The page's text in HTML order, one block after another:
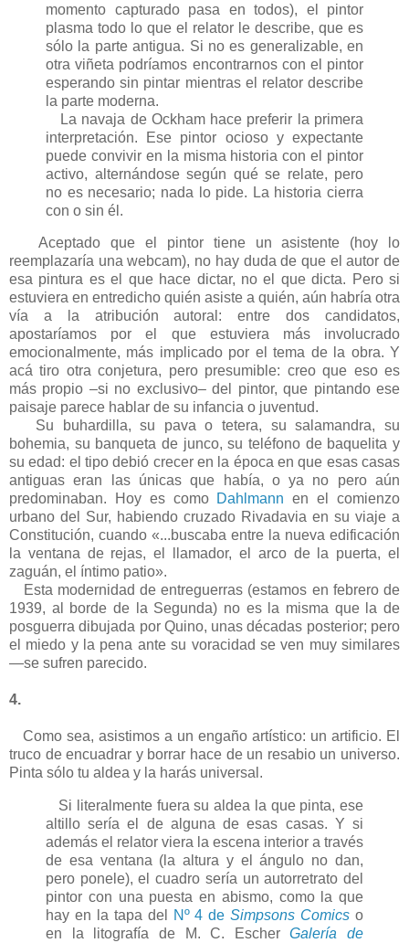
momento capturado pasa en todos), el pintor
plasma todo lo que el relator le describe, que es
sólo la parte antigua. Si no es generalizable, en
otra viñeta podríamos encontrarnos con el pintor
esperando sin pintar mientras el relator describe
la parte moderna.
La navaja de Ockham hace preferir la primera
interpretación. Ese pintor ocioso y expectante
puede convivir en la misma historia con el pintor
activo, alternándose según qué se relate, pero
no es necesario; nada lo pide. La historia cierra
con o sin él.
Aceptado que el pintor tiene un asistente (hoy lo
reemplazaría una webcam), no hay duda de que el autor de
esa pintura es el que hace dictar, no el que dicta. Pero si
estuviera en entredicho quién asiste a quién, aún habría otra
vía a la atribución autoral: entre dos candidatos,
apostaríamos por el que estuviera más involucrado
emocionalmente, más implicado por el tema de la obra. Y
acá tiro otra conjetura, pero presumible: creo que eso es
más propio –si no exclusivo– del pintor, que pintando ese
paisaje parece hablar de su infancia o juventud.
Su buhardilla, su pava o tetera, su salamandra, su
bohemia, su banqueta de junco, su teléfono de baquelita y
su edad: el tipo debió crecer en la época en que esas casas
antiguas eran las únicas que había, o ya no pero aún
predominaban. Hoy es como Dahlmann en el comienzo
urbano del Sur, habiendo cruzado Rivadavia en su viaje a
Constitución, cuando «...buscaba entre la nueva edificación
la ventana de rejas, el llamador, el arco de la puerta, el
zaguán, el íntimo patio».
Esta modernidad de entreguerras (estamos en febrero de
1939, al borde de la Segunda) no es la misma que la de
posguerra dibujada por Quino, unas décadas posterior; pero
el miedo y la pena ante su voracidad se ven muy similares
—se sufren parecido.
4.
Como sea, asistimos a un engaño artístico: un artificio. El
truco de encuadrar y borrar hace de un resabio un universo.
Pinta sólo tu aldea y la harás universal.
Si literalmente fuera su aldea la que pinta, ese
altillo sería el de alguna de esas casas. Y si
además el relator viera la escena interior a través
de esa ventana (la altura y el ángulo no dan,
pero ponele), el cuadro sería un autorretrato del
pintor con una puesta en abismo, como la que
hay en la tapa del
Nº 4 deSimpsons Comics o
en la litografía de M. C. EscherGalería de